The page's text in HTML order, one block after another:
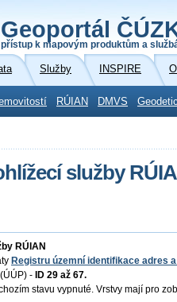
Geoportál
přístup k mapovým produktům a
Služby INSPIRE
RÚIAN DMVS
služby
RÚIAN
Registru územní identifikace adres
- ID 29 až 67.
stavu vypnuté. Vrstvy mají pro